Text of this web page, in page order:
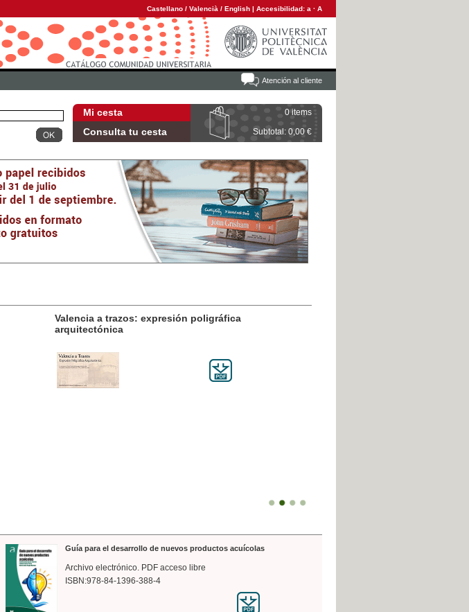
Castellano / Valencià / English | Accesibilidad: a · A
Atención al cliente
Mi cesta 0 items
Consulta tu cesta Subtotal: 0,00 €
Valencia a trazos: expresión poligráfica
arquitectónica
Guía para el desarrollo de nuevos productos acuícolas
Archivo electrónico. PDF acceso libre
ISBN:978-84-1396-388-4